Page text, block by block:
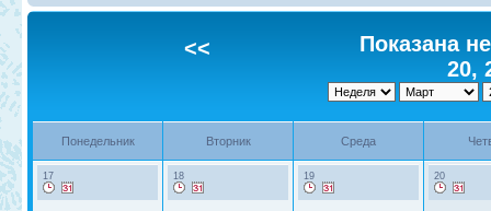
<<
Показана
20,
Понедельник Вторник Среда
17 18 19 20